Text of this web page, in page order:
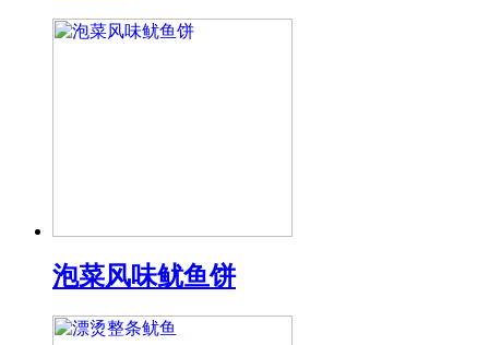
泡菜风味鱿鱼饼